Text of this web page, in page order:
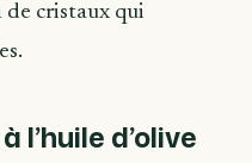
cristaux qui
l’huile d’olive